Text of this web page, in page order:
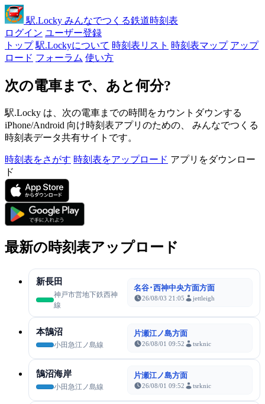
駅.Locky みんなでつくる鉄道時刻表
ログイン ユーザー登録
トップ 駅.Lockyについて 時刻表リスト 時刻表マップ アップ
ロード フォーラム 使い方
次の電車まで、あと何分?
駅.Locky は、次の電車までの時間をカウントダウンする
iPhone/Android 向け時刻表アプリのための、 みんなでつくる
時刻表データ共有サイトです。
時刻表をさがす 時刻表をアップロード アプリをダウンロー
ド
最新の時刻表アップロード
新長田
神戸市営地下鉄西神
線
名谷･西神中央方面方面
26/08/03 21:05 jettleigh
本鵠沼
小田急江ノ島線
片瀬江ノ島方面
26/08/01 09:52 tsrknic
鵠沼海岸
小田急江ノ島線
片瀬江ノ島方面
26/08/01 09:52 tsrknic